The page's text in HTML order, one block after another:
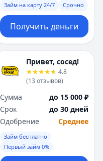
Займ на карту 24/7 Срочно
Получить деньги
Привет, сосед!
4.8
(13 отзывов)
Сумма
до 15 000 ₽
Срок
до 30 дней
Одобрение
Среднее
Займ бесплатно
Первый займ 0%